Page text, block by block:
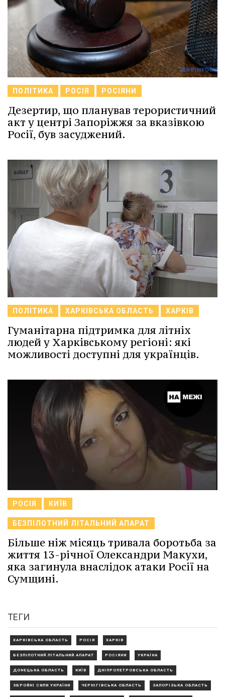
ПОЛІТИКА РОСІЯ РОСІЯНИ
Дезертир, що планував терористичний
акт у центрі Запоріжжя за вказівкою
Росії, був засуджений.
ПОЛІТИКА ХАРКІВСЬКА ОБЛАСТЬ ХАРКІВ
Гуманітарна підтримка для літніх
людей у Харківському регіоні: які
можливості доступні для українців.
РОСІЯ КИЇВ
БЕЗПІЛОТНИЙ ЛІТАЛЬНИЙ АПАРАТ
Більше ніж місяць тривала боротьба за
життя 13-річної Олександри Макухи,
яка загинула внаслідок атаки Росії на
Сумщині.
ТЕГИ
ХАРКІВСЬКА ОБЛАСТЬ РОСІЯ ХАРКІВ
БЕЗПІЛОТНИЙ ЛІТАЛЬНИЙ АПАРАТ РОСІЯНИ УКРАЇНА
ДОНЕЦЬКА ОБЛАСТЬ КИЇВ ДНІПРОПЕТРОВСЬКА ОБЛАСТЬ
ЗБРОЙНІ СИЛИ УКРАЇНИ ЧЕРНІГІВСЬКА ОБЛАСТЬ ЗАПОРІЗЬКА ОБЛАСТЬ